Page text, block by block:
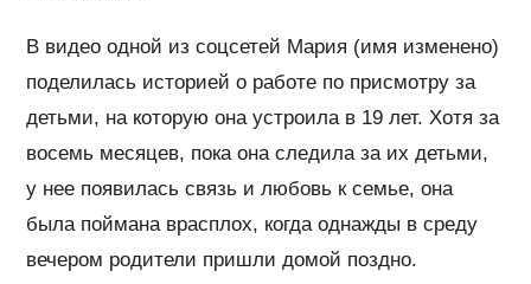
В видео одной из соцсетей Мария (имя изменено)
поделилась историей о работе по присмотру за
детьми, на которую она устроила в 19 лет. Хотя за
восемь месяцев, пока она следила за их детьми,
у нее появилась связь и любовь к семье, она
была поймана врасплох, когда однажды в среду
вечером родители пришли домой поздно.